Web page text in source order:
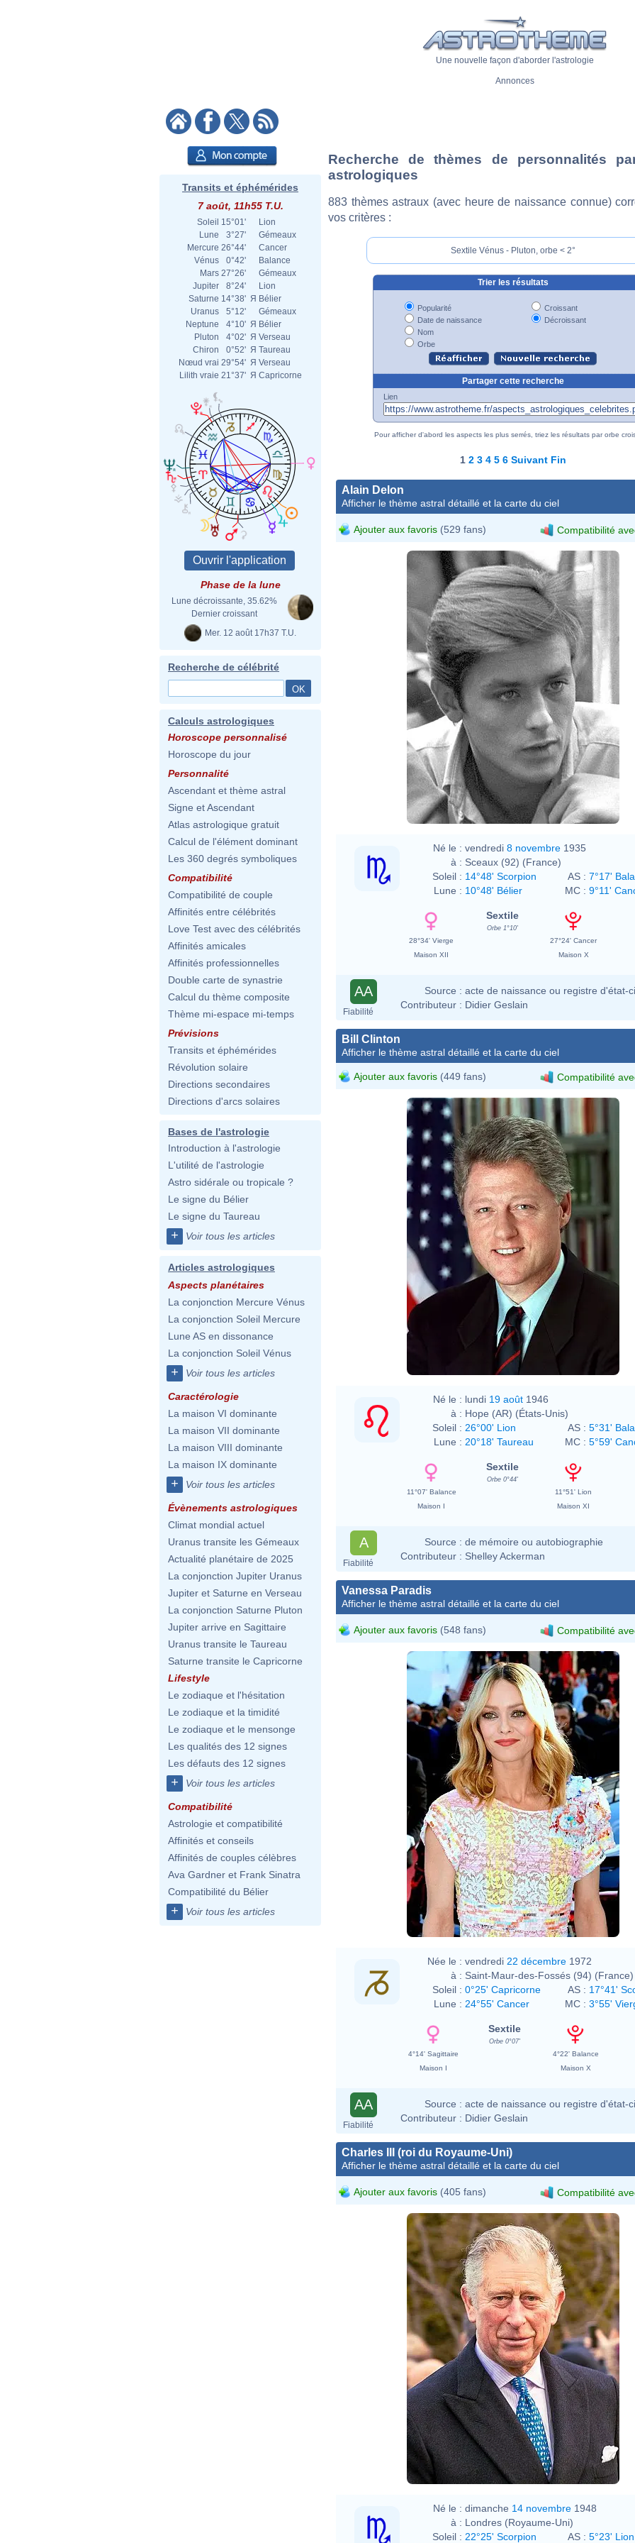
Une nouvelle façon d'aborder l'astrologie
Annonces
Transits et éphémérides
7 août, 11h55 T.U.
Soleil 15°01'
Lion
Lune
3°27'
Gémeaux
Mercure 26°44'
Cancer
Vénus
0°42'
Balance
Mars 27°26'
Gémeaux
Jupiter
8°24'
Lion
Saturne 14°38' Я Bélier
Uranus
5°12'
Gémeaux
Neptune
4°10' Я Bélier
Pluton
4°02' Я Verseau
Chiron
0°52' Я Taureau
Nœud vrai 29°54' Я Verseau
Lilith vraie 21°37' Я Capricorne
Phase de la lune
Lune décroissante, 35.62%
Dernier croissant
Mer. 12 août 17h37 T.U.
Recherche de célébrité
Calculs astrologiques
Horoscope personnalisé
Horoscope du jour
Personnalité
Ascendant et thème astral
Signe et Ascendant
Atlas astrologique gratuit
Calcul de l'élément dominant
Les 360 degrés symboliques
Compatibilité
Compatibilité de couple
Affinités entre célébrités
Love Test avec des célébrités
Affinités amicales
Affinités professionnelles
Double carte de synastrie
Calcul du thème composite
Thème mi-espace mi-temps
Prévisions
Transits et éphémérides
Révolution solaire
Directions secondaires
Directions d'arcs solaires
Bases de l'astrologie
Introduction à l'astrologie
L'utilité de l'astrologie
Astro sidérale ou tropicale ?
Le signe du Bélier
Le signe du Taureau
+ Voir tous les articles
Articles astrologiques
Aspects planétaires
La conjonction Mercure Vénus
La conjonction Soleil Mercure
Lune AS en dissonance
La conjonction Soleil Vénus
+ Voir tous les articles
Caractérologie
La maison VI dominante
La maison VII dominante
La maison VIII dominante
La maison IX dominante
+ Voir tous les articles
Évènements astrologiques
Climat mondial actuel
Uranus transite les Gémeaux
Actualité planétaire de 2025
La conjonction Jupiter Uranus
Jupiter et Saturne en Verseau
La conjonction Saturne Pluton
Jupiter arrive en Sagittaire
Uranus transite le Taureau
Saturne transite le Capricorne
Lifestyle
Le zodiaque et l'hésitation
Le zodiaque et la timidité
Le zodiaque et le mensonge
Les qualités des 12 signes
Les défauts des 12 signes
+ Voir tous les articles
Compatibilité
Astrologie et compatibilité
Affinités et conseils
Affinités de couples célèbres
Ava Gardner et Frank Sinatra
Compatibilité du Bélier
+ Voir tous les articles
Recherche de thèmes de personnalités
astrologiques
883 thèmes astraux (avec heure de naissance connue)
vos critères :
Sextile Vénus - Pluton, orbe < 2°
Trier les résultats
Popularité
Date de naissance
Nom
Orbe
Croissant
Décroissant
Partager cette recherche
Lien
Pour afficher d'abord les aspects les plus serrés, triez les résultats par orbe
1 2 3 4 5 6 Suivant Fin
Alain Delon
Afficher le thème astral détaillé et la carte du ciel
Ajouter aux favoris (529 fans) Compatibilité
Né le : vendredi 8 novembre 1935
à : Sceaux (92) (France)
Soleil : 14°48' Scorpion AS : 7°17'
Lune : 10°48' Bélier MC : 9°11'
Sextile
Orbe 1°10'
28°34' Vierge
27°24' Cancer
Maison XII
Maison X
AA
Fiabilité
Source : acte de naissance ou registre d'état-
Contributeur : Didier Geslain
Bill Clinton
Afficher le thème astral détaillé et la carte du ciel
Ajouter aux favoris (449 fans) Compatibilité
This image was released by
the United States Armed
Forces with the ID DD-SC-93-
04622
(next).
This tag does not indicate the
copyright status of the attached work.
A normalcopyright tagis still required.
SeeCommons:Licensing
العربية ∙ বাংলা ∙ Deutsch ∙ Deutsch (Sie-
Form) ∙ English español ∙
فارسی ∙ français italiano
한국어
∙ македонски
Plattdüütsch ∙ Nederlands ∙ polski
پښتو
∙ português slovenščina
svenska ∙ Türkçe
∙ 繁體中文
Né le : lundi 19 août 1946
à : Hope (AR) (États-Unis)
Soleil : 26°00' Lion AS : 5°31'
Lune : 20°18' Taureau MC : 5°59'
Sextile
Orbe 0°44'
11°07' Balance
11°51' Lion
Maison I
Maison XI
A
Fiabilité
Source : de mémoire ou autobiographie
Contributeur : Shelley Ackerman
Vanessa Paradis
Afficher le thème astral détaillé et la carte du ciel
Ajouter aux favoris (548 fans) Compatibilité
Née le : vendredi 22 décembre 1972
à : Saint-Maur-des-Fossés (94) (France)
Soleil : 0°25' Capricorne AS : 17°41'
Lune : 24°55' Cancer MC : 3°55'
Sextile
Orbe 0°07'
4°14' Sagittaire
4°22' Balance
Maison I
Maison X
AA
Fiabilité
Source : acte de naissance ou registre d'état-
Contributeur : Didier Geslain
Charles III (roi du Royaume-Uni)
Afficher le thème astral détaillé et la carte du ciel
Ajouter aux favoris (405 fans) Compatibilité
Né le : dimanche 14 novembre 1948
à : Londres (Royaume-Uni)
Soleil : 22°25' Scorpion AS : 5°23' Lion